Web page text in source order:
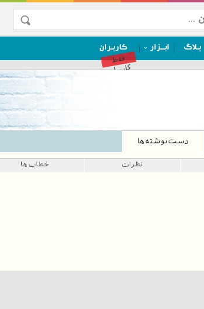
بـلاگ ابــزار کاربـران
فقط
کاربران
دست‌نوشته‌ها
نظرات خطاب‌ها